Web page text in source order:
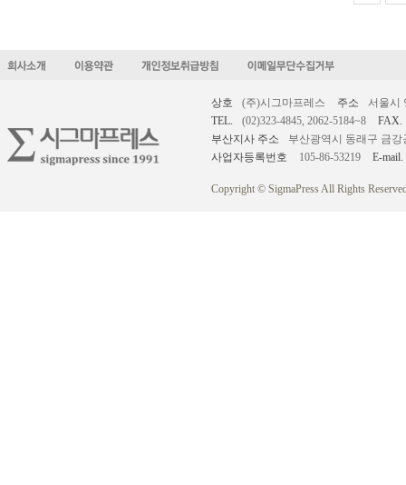
상호 (주)시그마프레스 주소
서울시
TEL.
(02)323-4845, 2062-5184~8
FAX.
부산지사 주소
부산광역시 동래구 금강
사업자등록번호
105-86-53219 E-mail.
Copyright © SigmaPress All Rights